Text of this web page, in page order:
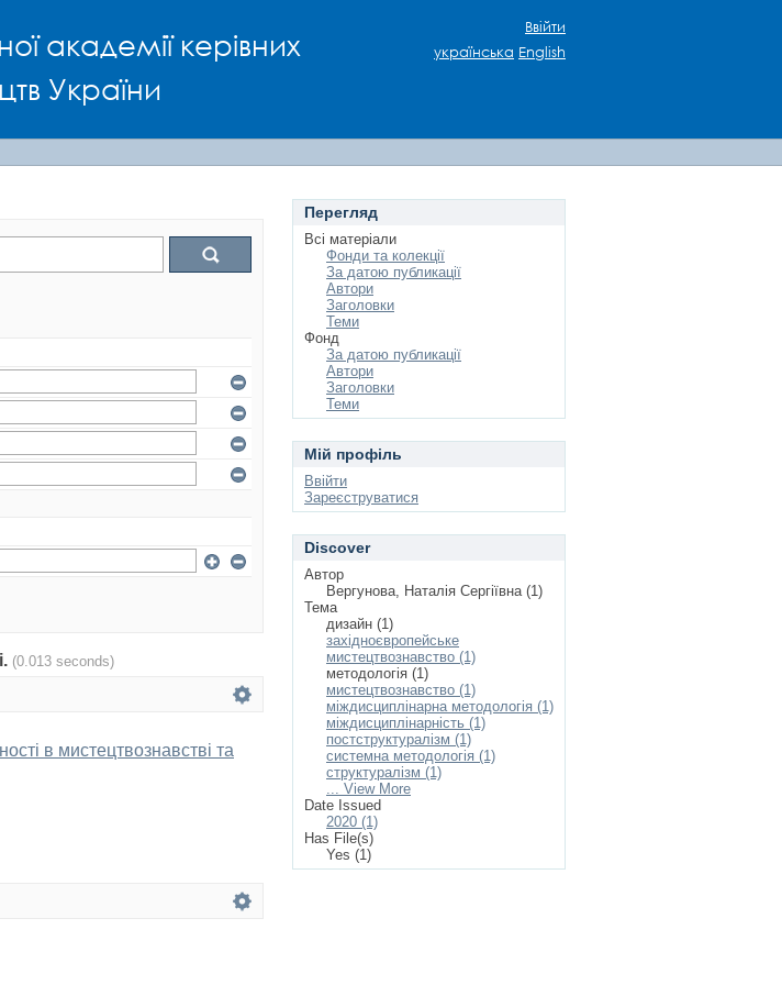
академії керівних
України
Ввійти
українська English
(0.013 seconds)
в мистецтвознавстві та
Перегляд
Всі матеріали
Фонди та колекції
За датою публикації
Автори
Заголовки
Теми
Фонд
За датою публикації
Автори
Заголовки
Теми
Мій профіль
Ввійти
Зареєструватися
Discover
Автор
Вергунова, Наталія Сергіївна (1)
Тема
дизайн (1)
західноєвропейське
мистецтвознавство (1)
методологія (1)
мистецтвознавство (1)
міждисциплінарна методологія (1)
міждисциплінарність (1)
постструктуралізм (1)
системна методологія (1)
структуралізм (1)
... View More
Date Issued
2020 (1)
Has File(s)
Yes (1)